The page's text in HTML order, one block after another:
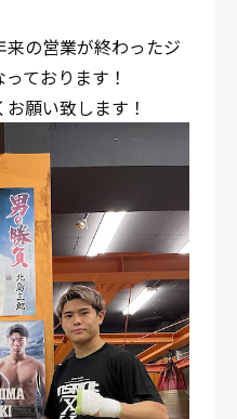
の営業が終わったジ
ております！
願い致します！